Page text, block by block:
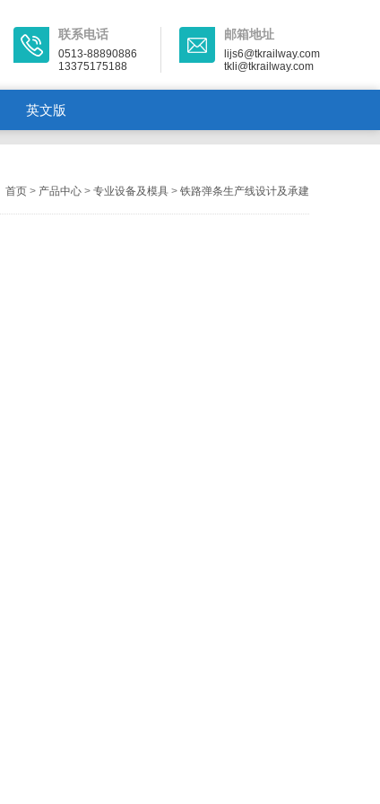
联系电话
0513-88890886
13375175188
邮箱地址
lijs6@tkrailway.com
tkli@tkrailway.com
英文版
首页> 产品中心> 专业设备及模具> 铁路弹条生产线设计及承建